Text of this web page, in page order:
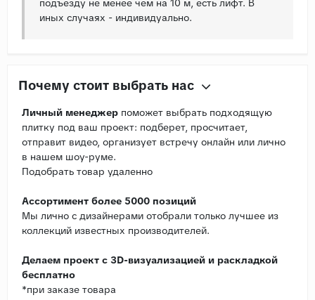
подъезду не менее чем на 10 м, есть лифт. В
иных случаях - индивидуально.
Почему стоит выбрать нас
Личный менеджер поможет выбрать подходящую
плитку под ваш проект: подберет, просчитает,
отправит видео, организует встречу онлайн или лично
в нашем шоу-руме.
Подобрать товар удаленно
Ассортимент более 5000 позиций
Мы лично с дизайнерами отобрали только лучшее из
коллекций известных производителей.
Делаем проект с 3D-визуализацией и раскладкой
бесплатно
*при заказе товара